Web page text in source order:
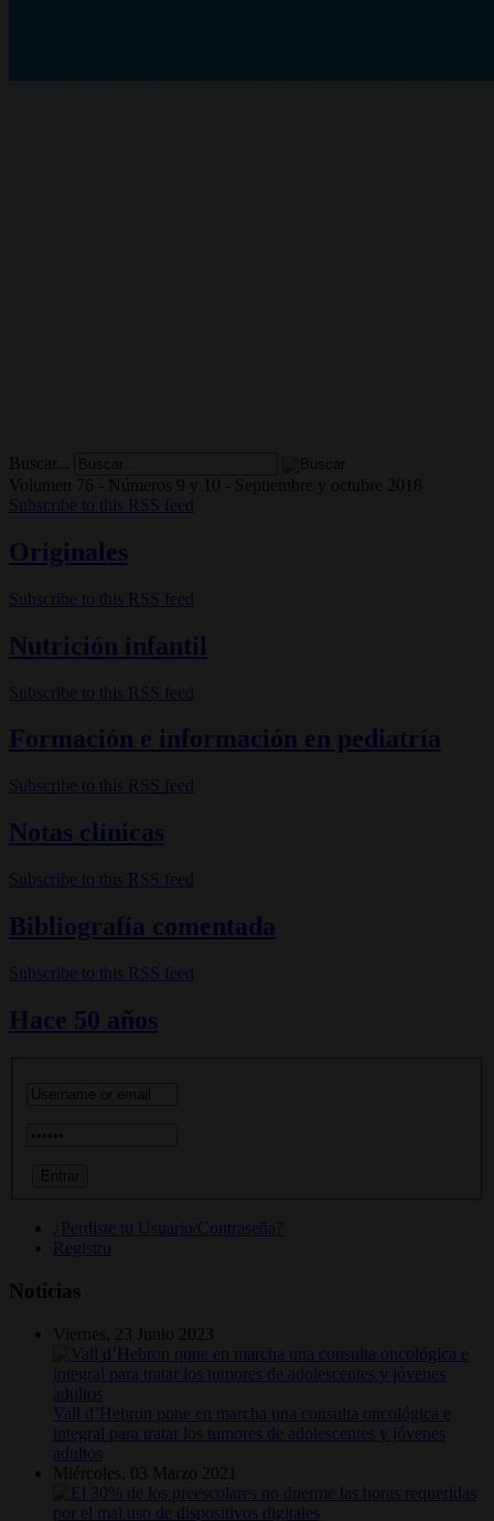
Buscar...
Volumen 76 - Números 9 y 10 - Septiembre y octubre 2018
Subscribe to this RSS feed
Originales
Subscribe to this RSS feed
Nutrición infantil
Subscribe to this RSS feed
Formación e información en pediatría
Subscribe to this RSS feed
Notas clínicas
Subscribe to this RSS feed
Bibliografía comentada
Subscribe to this RSS feed
Hace 50 años
¿Perdiste tu Usuario/Contraseña?
Registro
Noticias
Viernes, 23 Junio 2023
Vall d’Hebron pone en marcha una consulta oncológica e
integral para tratar los tumores de adolescentes y jóvenes
adultos
Miércoles, 03 Marzo 2021